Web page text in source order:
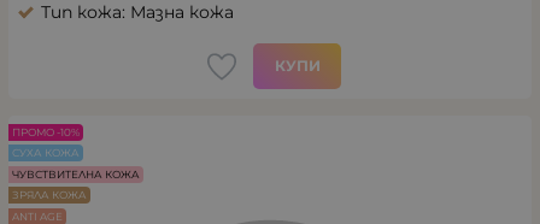
Тип кожа: Мазна кожа
КУПИ
ПРОМО -10%
СУХА КОЖА
ЧУВСТВИТЕЛНА КОЖА
ЗРЯЛА КОЖА
ANTI AGE